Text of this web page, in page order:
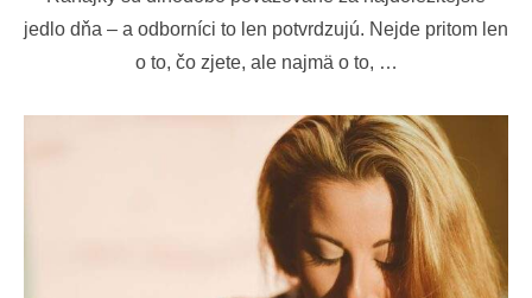
jedlo dňa – a odborníci to len potvrdzujú. Nejde pritom len
o to, čo zjete, ale najmä o to, …